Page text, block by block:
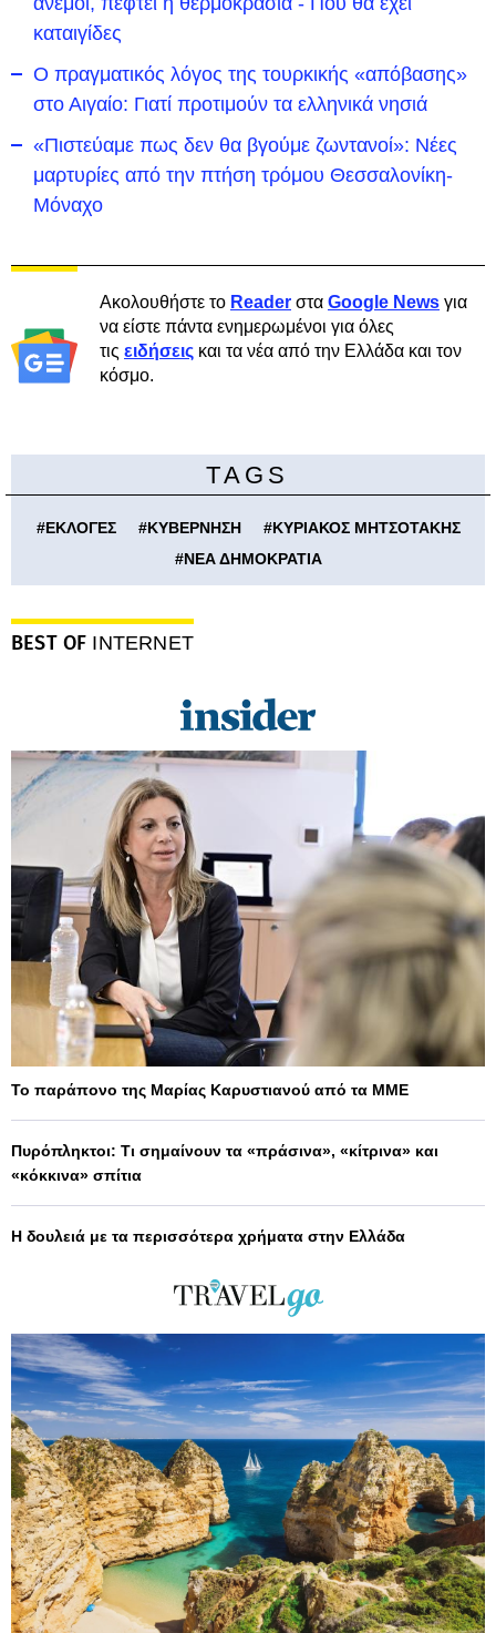
καταιγίδες
Ο πραγματικός λόγος της τουρκικής «απόβασης»
στο Αιγαίο: Γιατί προτιμούν τα ελληνικά νησιά
«Πιστεύαμε πως δεν θα βγούμε ζωντανοί»: Νέες
μαρτυρίες από την πτήση τρόμου Θεσσαλονίκη-
Μόναχο
Ακολουθήστε το Reader στα Google News για
να είστε πάντα ενημερωμένοι για όλες
τις ειδήσεις και τα νέα από την Ελλάδα και τον
κόσμο.
TAGS
#ΕΚΛΟΓΕΣ #ΚΥΒΕΡΝΗΣΗ #ΚΥΡΙΑΚΟΣ ΜΗΤΣΟΤΑΚΗΣ
#ΝΕΑ ΔΗΜΟΚΡΑΤΙΑ
BEST OF INTERNET
Το παράπονο της Μαρίας Καρυστιανού από τα ΜΜΕ
Πυρόπληκτοι: Τι σημαίνουν τα «πράσινα», «κίτρινα» και
«κόκκινα» σπίτια
Η δουλειά με τα περισσότερα χρήματα στην Ελλάδα